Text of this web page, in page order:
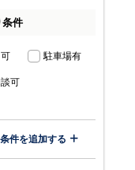
条件
駐車場有
可
件を追加する